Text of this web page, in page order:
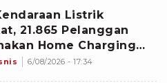
Listrik
21.865 Pelanggan
Home Charging
pada Semester I
6/08/2026 - 17:34